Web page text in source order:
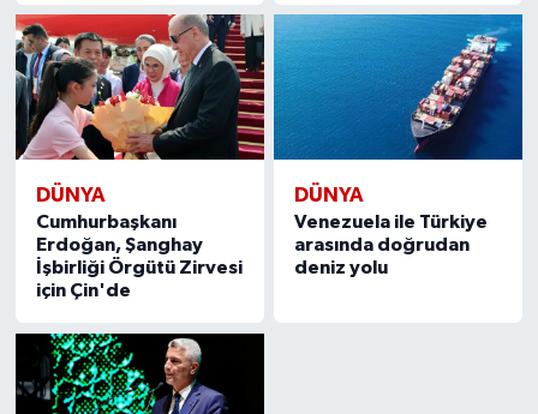
DÜNYA
Cumhurbaşkanı
Erdoğan, Şanghay
İşbirliği Örgütü Zirvesi
için Çin'de
DÜNYA
Venezuela ile Türkiye
arasında doğrudan
deniz yolu